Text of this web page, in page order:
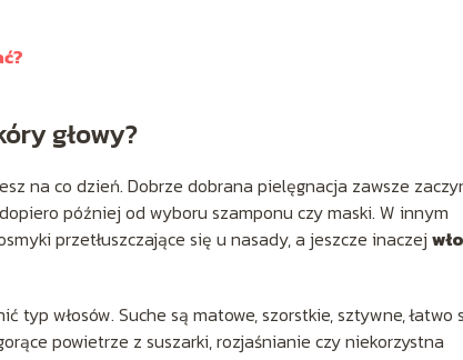
głowy?
na co dzień. Dobrze dobrana pielęgnacja zawsze
później od wyboru szamponu czy maski. W innym
przetłuszczające się u nasady, a jeszcze inaczej
typ włosów. Suche są matowe, szorstkie, sztywne, łatwo
powietrze z suszarki, rozjaśnianie czy niekorzystna